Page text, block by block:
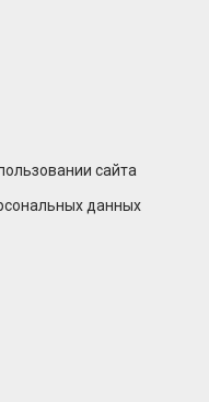
сайта
данных